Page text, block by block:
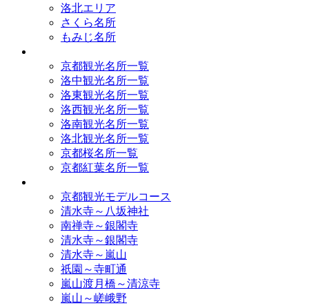
洛北エリア
さくら名所
もみじ名所
京都観光名所一覧
洛中観光名所一覧
洛東観光名所一覧
洛西観光名所一覧
洛南観光名所一覧
洛北観光名所一覧
京都桜名所一覧
京都紅葉名所一覧
京都観光モデルコース
清水寺～八坂神社
南禅寺～銀閣寺
清水寺～銀閣寺
清水寺～嵐山
祇園～寺町通
嵐山渡月橋～清涼寺
嵐山～嵯峨野